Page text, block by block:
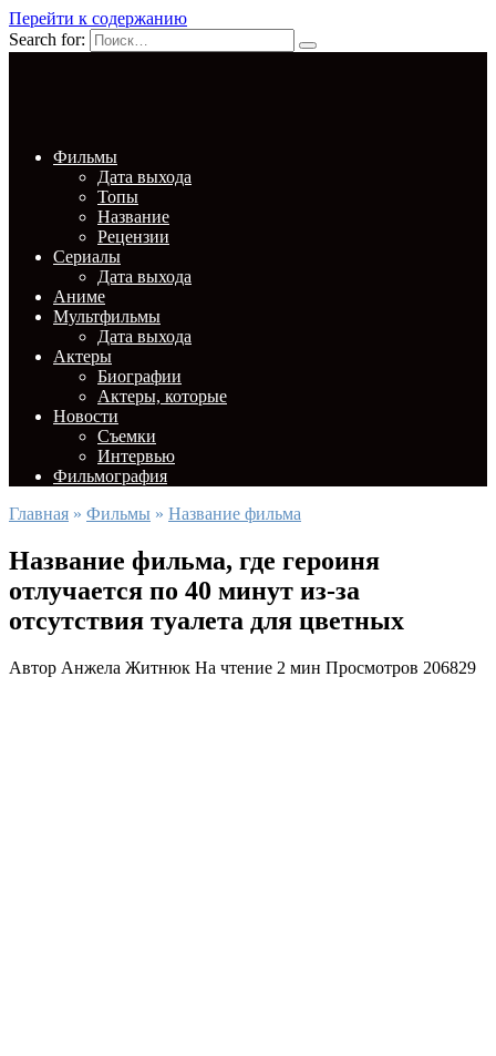
Перейти к содержанию
Search for:
Фильмы
Дата выхода
Топы
Название
Рецензии
Сериалы
Дата выхода
Аниме
Мультфильмы
Дата выхода
Актеры
Биографии
Актеры, которые
Новости
Съемки
Интервью
Фильмография
Главная » Фильмы » Название фильма
Название фильма, где героиня
отлучается по 40 минут из-за
отсутствия туалета для цветных
Автор Анжела Житнюк На чтение 2 мин Просмотров 206829